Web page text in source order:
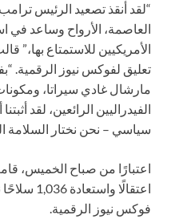
“لقد أنقذ تصعيد الرئيس
العاصمة، الأرواح وساعد في
الأمريكيين للاستمتاع بها،”
تعليق لفوكس نيوز الرقمية.
مارشال غادي سيراتا،
الفيدراليين الرائعين، لقد
سياسي – نحن نختار السلامة
اعتقالًا
فوكس نيوز الرقمية.